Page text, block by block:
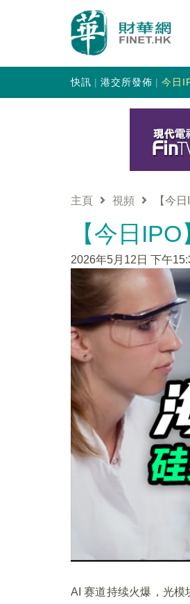
快訊 港交所發佈 今日
主頁 視頻 【今
【今日
2026年5月12日 下午
AI 赛道持续火爆，光